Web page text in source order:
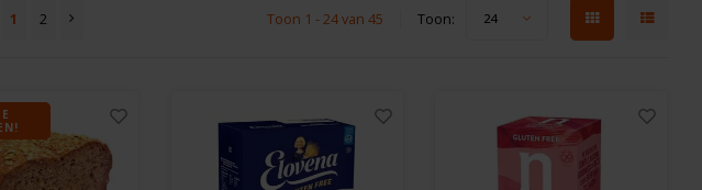
1 2 Toon 1 - 24 van 45 Toon: 24